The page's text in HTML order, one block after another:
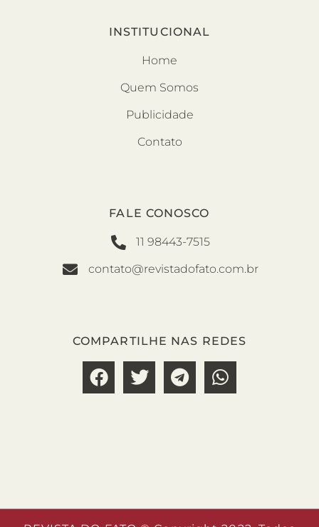
INSTITUCIONAL
Home
Quem Somos
Publicidade
Contato
FALE CONOSCO
11 98443-7515
contato@revistadofato.com.br
COMPARTILHE NAS REDES